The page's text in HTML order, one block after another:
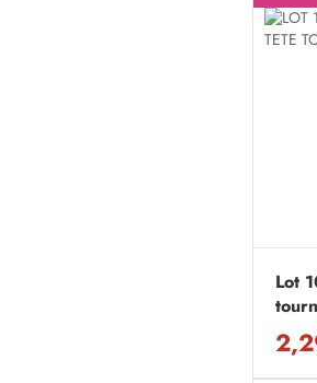
Lot